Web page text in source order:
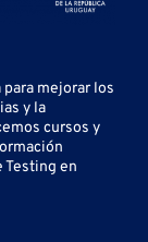
mejorar los
y la
cursos y
Testing en